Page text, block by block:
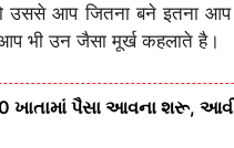
उससे आप जितना बने इतना
भी उन जैसा मूर्ख कहलाते है।
ખાતામાં પૈસા આવના શરૂ, આવી